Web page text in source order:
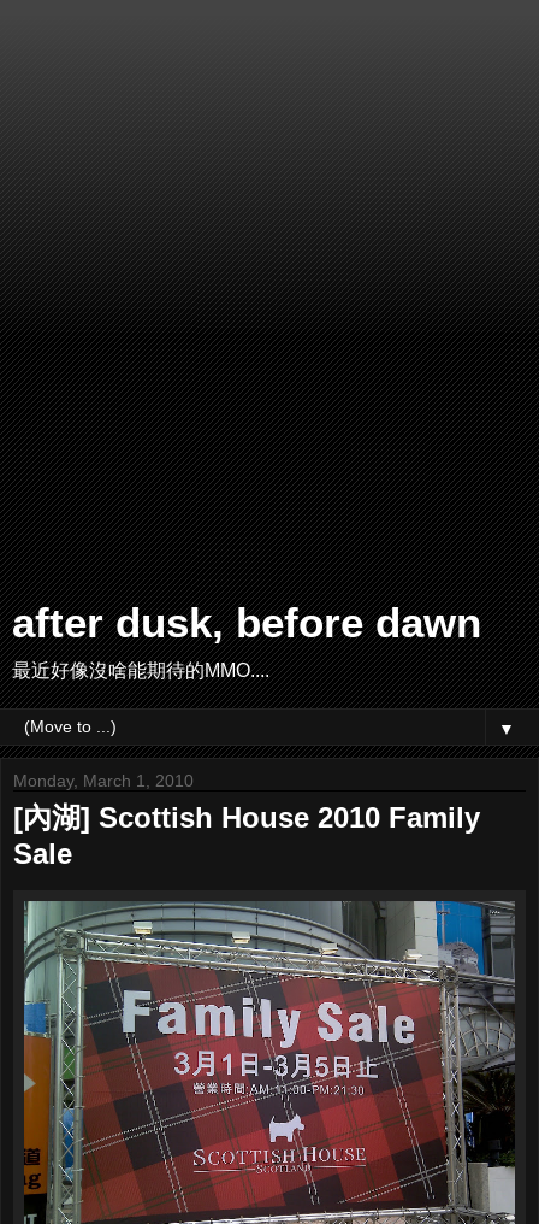
after dusk, before dawn
最近好像沒啥能期待的MMO....
▼
Monday, March 1, 2010
[內湖] Scottish House 2010 Family
Sale